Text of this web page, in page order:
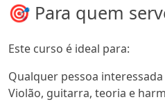
🎯 Para quem
Este curso é ideal para:
Qualquer pessoa
Violão, guitarra, teoria e